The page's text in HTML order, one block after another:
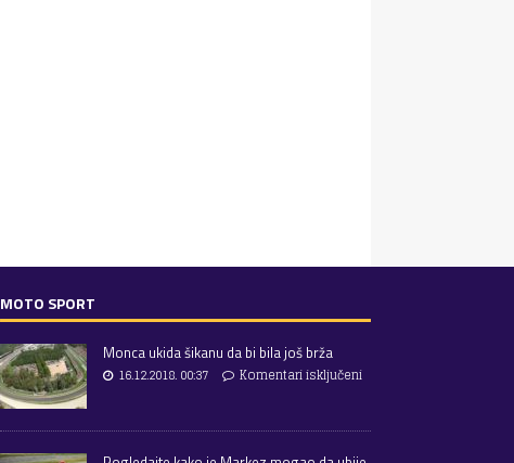
MOTO SPORT
Monca ukida šikanu da bi bila još brža
16.12.2018. 00:37
Komentari isključeni